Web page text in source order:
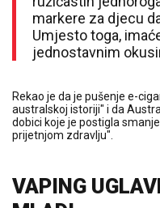
markere za djecu
Umjesto toga,
jednostavnim
Rekao je da je pušenje e-
australskoj istoriji" i da
dobici koje je postigla
prijetnjom zdravlju".
VAPING